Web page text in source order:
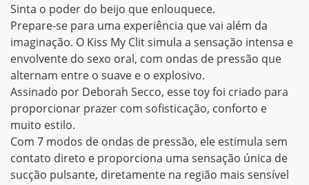
Sinta o poder do beijo que enlouquece.
Prepare-se para uma experiência que vai além da
imaginação. O Kiss My Clit simula a sensação intensa e
envolvente do sexo oral, com ondas de pressão que
alternam entre o suave e o explosivo.
Assinado por Deborah Secco, esse toy foi criado para
proporcionar prazer com sofisticação, conforto e
muito estilo.
Com 7 modos de ondas de pressão, ele estimula sem
contato direto e proporciona uma sensação única de
sucção pulsante, diretamente na região mais sensível